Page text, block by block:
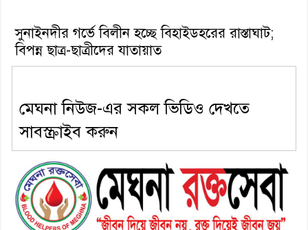
সুনাইনদীর গর্ভে বিলীন হচ্ছে বিহাইডহরের রাস্তাঘাট;
বিপন্ন ছাত্র-ছাত্রীদের যাতায়াত
মেঘনা নিউজ-এর সকল ভিডিও দেখতে
সাবস্ক্রাইব করুন